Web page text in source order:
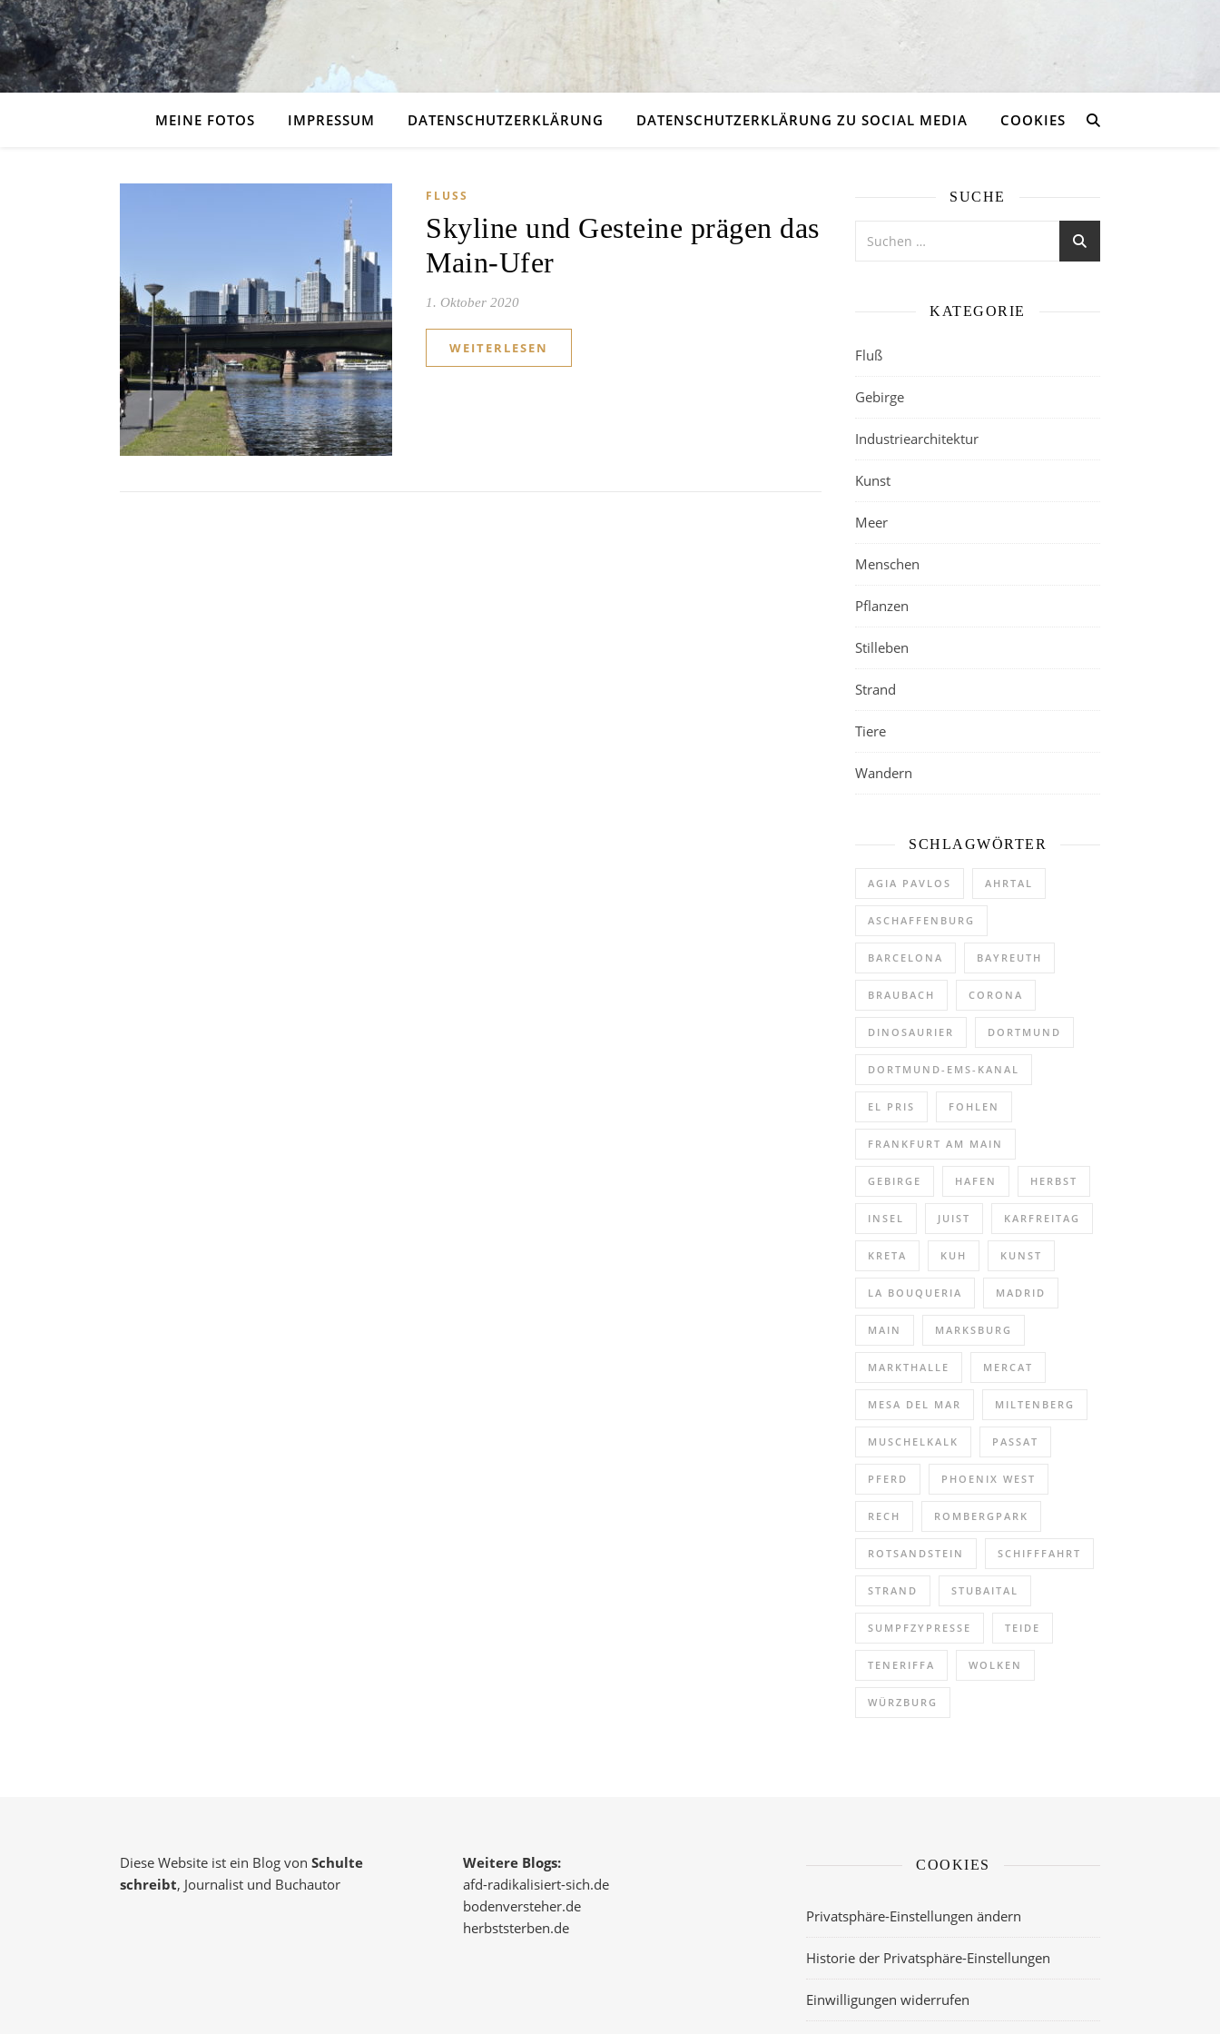
MEINE FOTOS IMPRESSUM DATENSCHUTZERKLÄRUNG DATENSCHUTZERKLÄRUNG ZU SOCIAL MEDIA COOKIES
FLUSS
Skyline und Gesteine prägen das
Main-Ufer
1. Oktober 2020
WEITERLESEN
SUCHE
KATEGORIE
Fluß
Gebirge
Industriearchitektur
Kunst
Meer
Menschen
Pflanzen
Stilleben
Strand
Tiere
Wandern
SCHLAGWÖRTER
AGIA PAVLOS AHRTAL
ASCHAFFENBURG
BARCELONA BAYREUTH
BRAUBACH CORONA
DINOSAURIER DORTMUND
DORTMUND-EMS-KANAL
EL PRIS FOHLEN
FRANKFURT AM MAIN
GEBIRGE HAFEN HERBST
INSEL JUIST KARFREITAG
KRETA KUH KUNST
LA BOUQUERIA MADRID
MAIN MARKSBURG
MARKTHALLE MERCAT
MESA DEL MAR MILTENBERG
MUSCHELKALK PASSAT
PFERD PHOENIX WEST
RECH ROMBERGPARK
ROTSANDSTEIN SCHIFFFAHRT
STRAND STUBAITAL
SUMPFZYPRESSE TEIDE
TENERIFFA WOLKEN
WÜRZBURG
Diese Website ist ein Blog von Schulte
schreibt, Journalist und Buchautor
Weitere Blogs:
afd-radikalisiert-sich.de
bodenversteher.de
herbststerben.de
COOKIES
Privatsphäre-Einstellungen ändern
Historie der Privatsphäre-Einstellungen
Einwilligungen widerrufen